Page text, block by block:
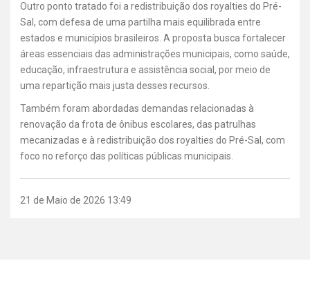
Outro ponto tratado foi a redistribuição dos royalties do Pré-
Sal, com defesa de uma partilha mais equilibrada entre
estados e municípios brasileiros. A proposta busca fortalecer
áreas essenciais das administrações municipais, como saúde,
educação, infraestrutura e assistência social, por meio de
uma repartição mais justa desses recursos.
Também foram abordadas demandas relacionadas à
renovação da frota de ônibus escolares, das patrulhas
mecanizadas e à redistribuição dos royalties do Pré-Sal, com
foco no reforço das políticas públicas municipais.
21 de Maio de 2026 13:49